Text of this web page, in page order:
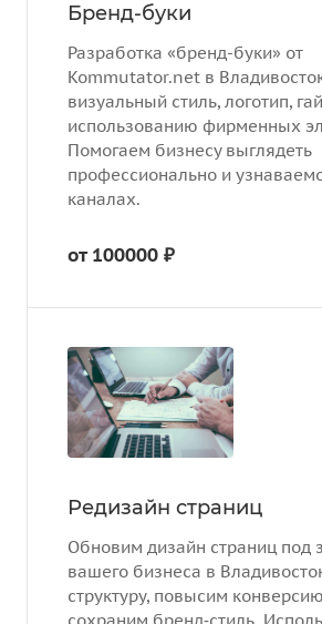
Бренд-буки
Разработка «бренд-буки» от
Kommutator.net в
визуальный стиль, логотип,
использованию фирменных
Помогаем бизнесу выглядеть
профессионально и
каналах.
от 100000 ₽
Редизайн страниц
Обновим дизайн страниц под
вашего бизнеса в
структуру, повысим